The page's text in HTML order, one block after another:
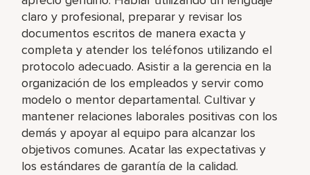
claro y profesional, preparar y revisar los
documentos escritos de manera exacta y
completa y atender los teléfonos utilizando el
protocolo adecuado. Asistir a la gerencia en la
organización de los empleados y servir como
modelo o mentor departamental. Cultivar y
mantener relaciones laborales positivas con los
demás y apoyar al equipo para alcanzar los
objetivos comunes. Acatar las expectativas y
los estándares de garantía de la calidad.